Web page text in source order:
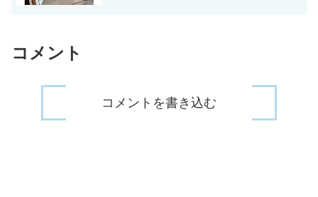
コメント
コメントを書き込む